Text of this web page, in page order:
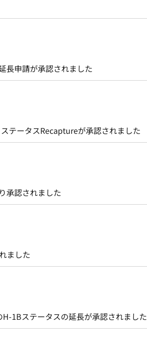
長申請が承認されました
テータスRecaptureが承認されました
承認されました
ました
1Bステータスの延長が承認されました